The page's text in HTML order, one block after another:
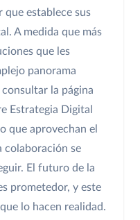
establece sus
A medida que más
que les
panorama
la página
Estrategia Digital
que aprovechan el
colaboración se
El futuro de la
prometedor, y este
lo hacen realidad.